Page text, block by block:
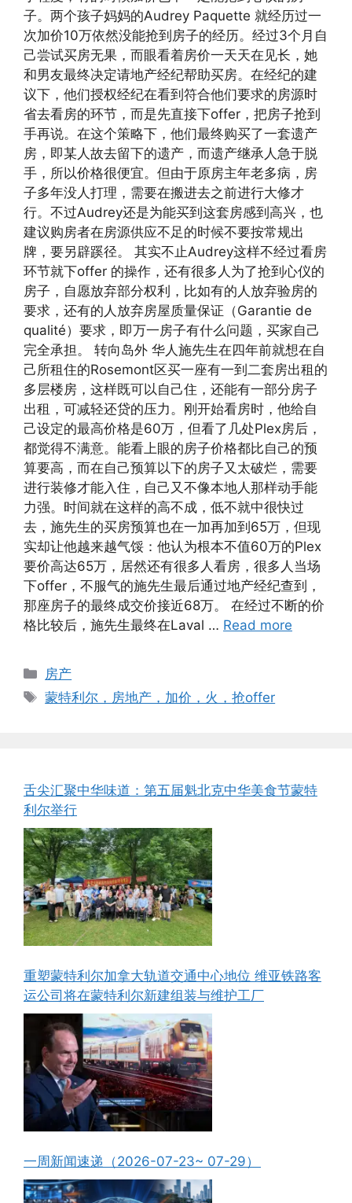
子。两个孩子妈妈的Audrey Paquette 就经历过一
次加价10万依然没能抢到房子的经历。经过3个月自
己尝试买房无果，而眼看着房价一天天在见长，她
和男友最终决定请地产经纪帮助买房。在经纪的建
议下，他们授权经纪在看到符合他们要求的房源时
省去看房的环节，而是先直接下offer，把房子抢到
手再说。在这个策略下，他们最终购买了一套遗产
房，即某人故去留下的遗产，而遗产继承人急于脱
手，所以价格很便宜。但由于原房主年老多病，房
子多年没人打理，需要在搬进去之前进行大修才
行。不过Audrey还是为能买到这套房感到高兴，也
建议购房者在房源供应不足的时候不要按常规出
牌，要另辟蹊径。 其实不止Audrey这样不经过看房
环节就下offer 的操作，还有很多人为了抢到心仪的
房子，自愿放弃部分权利，比如有的人放弃验房的
要求，还有的人放弃房屋质量保证（Garantie de
qualité）要求，即万一房子有什么问题，买家自己
完全承担。 转向岛外 华人施先生在四年前就想在自
己所租住的Rosemont区买一座有一到二套房出租的
多层楼房，这样既可以自己住，还能有一部分房子
出租，可减轻还贷的压力。刚开始看房时，他给自
己设定的最高价格是60万，但看了几处Plex房后，
都觉得不满意。能看上眼的房子价格都比自己的预
算要高，而在自己预算以下的房子又太破烂，需要
进行装修才能入住，自己又不像本地人那样动手能
力强。时间就在这样的高不成，低不就中很快过
去，施先生的买房预算也在一加再加到65万，但现
实却让他越来越气馁：他认为根本不值60万的Plex
要价高达65万，居然还有很多人看房，很多人当场
下offer，不服气的施先生最后通过地产经纪查到，
那座房子的最终成交价接近68万。 在经过不断的价
格比较后，施先生最终在Laval … Read more
Categories
房产
Tags
蒙特利尔，房地产，加价，火，抢offer
舌尖汇聚中华味道：第五届魁北克中华美食节蒙特
利尔举行
重塑蒙特利尔加拿大轨道交通中心地位 维亚铁路客
运公司将在蒙特利尔新建组装与维护工厂
一周新闻速递（2026-07-23~ 07-29）